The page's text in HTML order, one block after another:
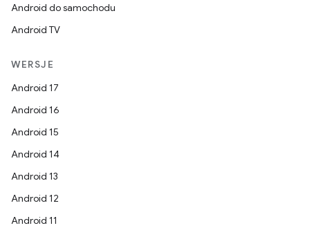
Android do samochodu
Android TV
WERSJE
Android 17
Android 16
Android 15
Android 14
Android 13
Android 12
Android 11